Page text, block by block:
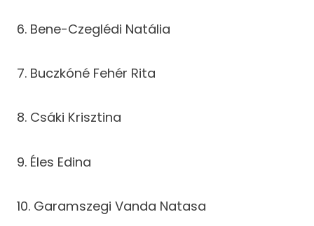
6. Bene-Czeglédi Natália
7. Buczkóné Fehér Rita
8. Csáki Krisztina
9. Éles Edina
10. Garamszegi Vanda Natasa